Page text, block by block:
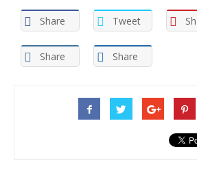
Share Tweet
Share Share